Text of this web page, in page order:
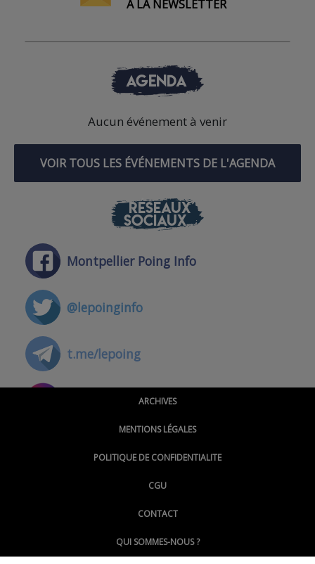
À LA NEWSLETTER
AGENDA
Aucun événement à venir
VOIR TOUS LES ÉVÉNEMENTS DE L'AGENDA
RÉSEAUX
SOCIAUX
Montpellier Poing Info
@lepoinginfo
t.me/lepoing
@montpellierpoinginfo
@LePoingMontpellier
ARCHIVES
MENTIONS LÉGALES
POLITIQUE DE CONFIDENTIALITE
CGU
CONTACT
QUI SOMMES-NOUS ?